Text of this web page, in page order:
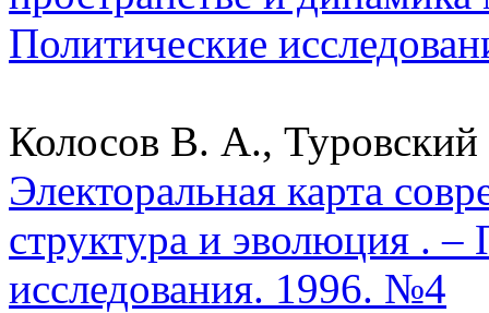
Политические
Колосов В. А.,
Электоральная карта
структура и эволюция .
исследования. 1996. №4